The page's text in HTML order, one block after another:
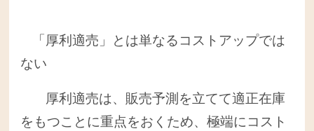
「厚利適売」とは単なるコストアップでは
ない
厚利適売は、販売予測を立てて適正在庫
をもつことに重点をおくため、極端にコスト